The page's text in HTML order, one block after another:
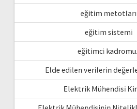
eğitim metotları
eğitim sistemi
eğitimci
Elde edilen verilerin
Elektrik Mühendisi